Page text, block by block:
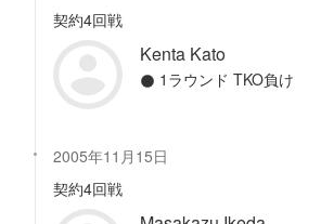
契約4回戦
Kenta Kato
1ラウンド TKO負け
2005年11月15日
契約4回戦